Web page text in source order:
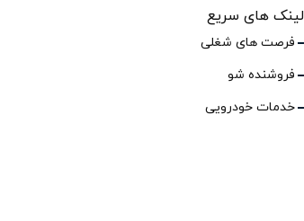
لینک های سریع
فرصت های شغلی
فروشنده شو
خدمات خودرویی